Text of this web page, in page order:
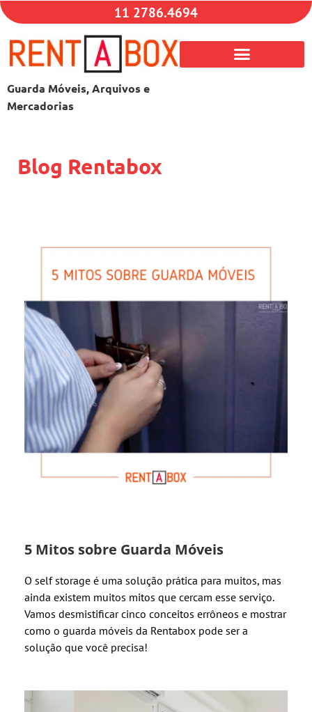
11 2786.4694
Guarda Móveis, Arquivos e
Mercadorias
Blog Rentabox
5 Mitos sobre Guarda Móveis
O self storage é uma solução prática para muitos, mas
ainda existem muitos mitos que cercam esse serviço.
Vamos desmistificar cinco conceitos errôneos e mostrar
como o guarda móveis da Rentabox pode ser a
solução que você precisa!